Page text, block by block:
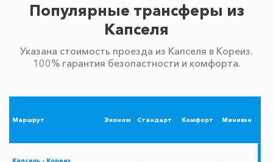
Популярные трансферы из
Капселя
Указана стоимость проезда из Капселя в Кореиз.
100% гарантия безопастности и комфорта.
Маршрут Эконом Стандарт Комфорт Минивэн